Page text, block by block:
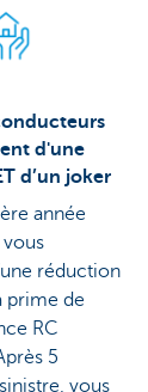
d'une
d’un joker
année
vous
réduction
prime de
RC
5
vous